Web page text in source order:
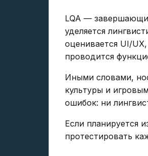
LQA —
уделяется
оценивается UI/
проводится
Иными словами,
культуры и
ошибок: ни
Если планируется
протестировать